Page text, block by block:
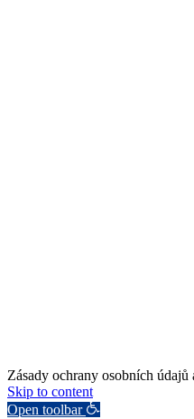
Zásady ochrany osobních údajů
Skip to content
Open toolbar